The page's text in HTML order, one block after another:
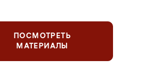
ПОСМОТРЕТЬ
МАТЕРИАЛЫ